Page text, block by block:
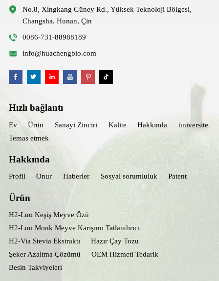
No.8, Xingkang Güney Rd., Yüksek Teknoloji Bölgesi,
Changsha, Hunan, Çin
0086-731-88988189
info@huachengbio.com
Hızlı bağlantı
Ev Ürün Sanayi Zinciri Kalite Hakkında
üniversite
Temas etmek
Hakkında
Profil Onur Haberler Sosyal sorumluluk Patent
Ürün
H2-Luo Keşiş Meyve Özü
H2-Luo Monk Meyve Karışımı Tatlandırıcı
H2-Via Stevia Ekstraktı
Hazır Çay Tozu
Şeker Azaltma Çözümü
OEM Hizmeti Tedarik
Besin Takviyeleri